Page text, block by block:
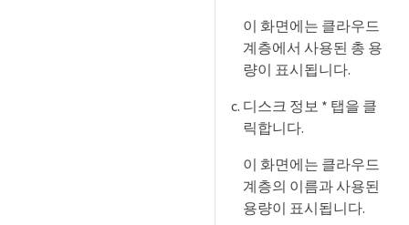
이 화면에는 클라우드
계층에서 사용된 총 용
량이 표시됩니다.
디스크 정보 * 탭을 클
릭합니다.
이 화면에는 클라우드
계층의 이름과 사용된
용량이 표시됩니다.